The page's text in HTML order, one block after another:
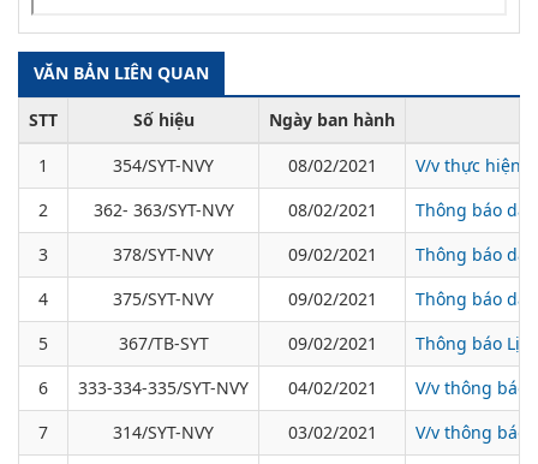
VĂN BẢN LIÊN QUAN
STT Số hiệu
Ngày ban hành
1
354/SYT-NVY 08/02/2021
V/v thực hiện
2
362- 363/SYT-NVY 08/02/2021
Thông báo
3
378/SYT-NVY 09/02/2021
Thông báo
4
375/SYT-NVY 09/02/2021
Thông báo
5
367/TB-SYT 09/02/2021
Thông báo
6
333-334-335/SYT-NVY 04/02/2021
V/v thông báo
7
314/SYT-NVY 03/02/2021 V/v thông báo